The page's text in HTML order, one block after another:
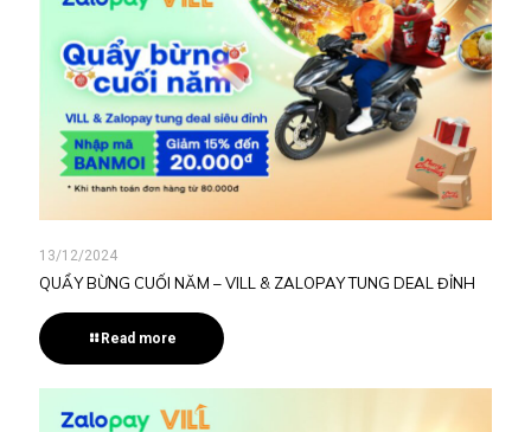
13/12/2024
QUẨY BỪNG CUỐI NĂM – VILL & ZALOPAY TUNG DEAL ĐỈNH
Read more